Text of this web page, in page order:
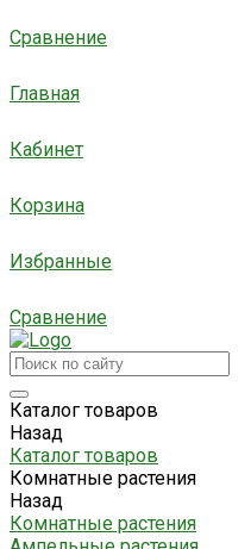
Сравнение
Главная
Кабинет
Корзина
Избранные
Сравнение
Каталог товаров
Назад
Каталог товаров
Комнатные растения
Назад
Комнатные растения